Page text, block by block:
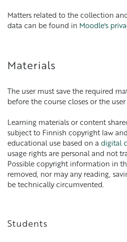
Matters related to the collection
data can be found in Moodle's
Materials
The user must save the required
before the course closes or the
Learning materials or content
subject to Finnish copyright law
educational use based on a digital
usage rights are personal and not
Possible copyright information in
removed, nor may any reading,
be technically circumvented.
Students